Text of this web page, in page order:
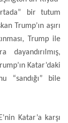
bir tutum
Trump’ın aşırı
Trump ile
dayandırılmış,
Katar’daki
“sandığı” bile
Katar’a karşı